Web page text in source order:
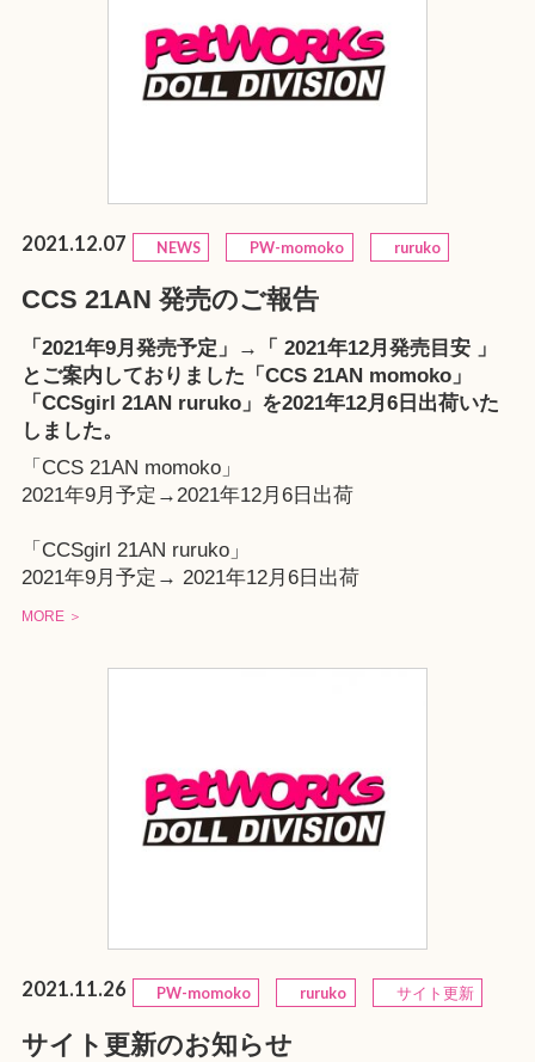
2021.12.07 NEWS PW-momoko ruruko
CCS 21AN 発売のご報告
「2021年9月発売予定」→「 2021年12月発売目安 」
とご案内しておりました「CCS 21AN momoko」
「CCSgirl 21AN ruruko」を2021年12月6日出荷いた
しました。
「CCS 21AN momoko」
2021年9月予定→2021年12月6日出荷
「CCSgirl 21AN ruruko」
2021年9月予定→ 2021年12月6日出荷
MORE ＞
2021.11.26 PW-momoko ruruko サイト更新
サイト更新のお知らせ